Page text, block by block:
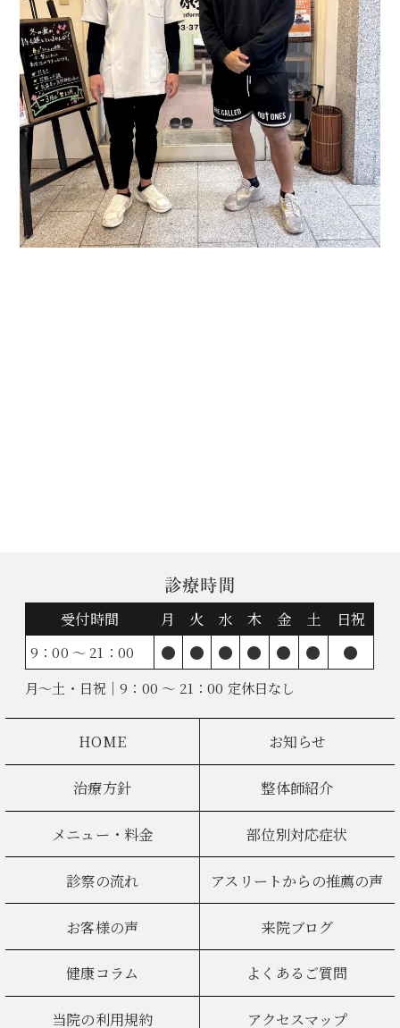
診療時間
受付時間 月 火 水 木 金 土 日祝
9：00 ～ 21：00 ● ● ● ● ● ● ●
月～土・日祝｜9：00 ～ 21：00 定休日なし
HOME お知らせ
治療方針 整体師紹介
メニュー・料金 部位別対応症状
診察の流れ アスリートからの推薦の声
お客様の声 来院ブログ
健康コラム よくあるご質問
当院の利用規約 アクセスマップ